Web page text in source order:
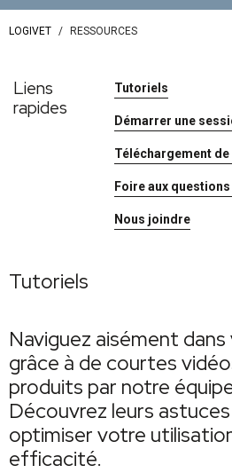
LOGIVET RESSOURCES
Liens
rapides
Tutoriels
Démarrer une
Téléchargement
Foire aux questions
Nous joindre
Tutoriels
Naviguez aisément
grâce à de courtes
produits par notre
Découvrez leurs
optimiser votre
efficacité.